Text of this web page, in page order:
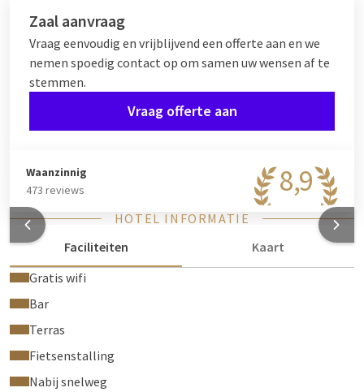
Zaal aanvraag
Vraag eenvoudig en vrijblijvend een offerte aan en we
nemen spoedig contact op om samen uw wensen af te
stemmen.
Vraag offerte aan
8,9
Waanzinnig
473 reviews
HOTEL INFORMATIE
Faciliteiten
Kaart
Gratis wifi
Bar
Terras
Fietsenstalling
Nabij snelweg